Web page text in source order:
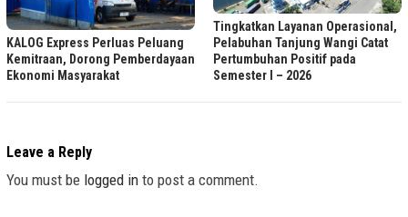
KALOG Express Perluas Peluang
Kemitraan, Dorong Pemberdayaan
Ekonomi Masyarakat
Tingkatkan Layanan Operasional,
Pelabuhan Tanjung Wangi Catat
Pertumbuhan Positif pada
Semester I – 2026
Leave a Reply
You must be logged in to post a comment.